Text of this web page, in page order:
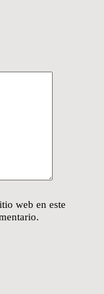
web en este